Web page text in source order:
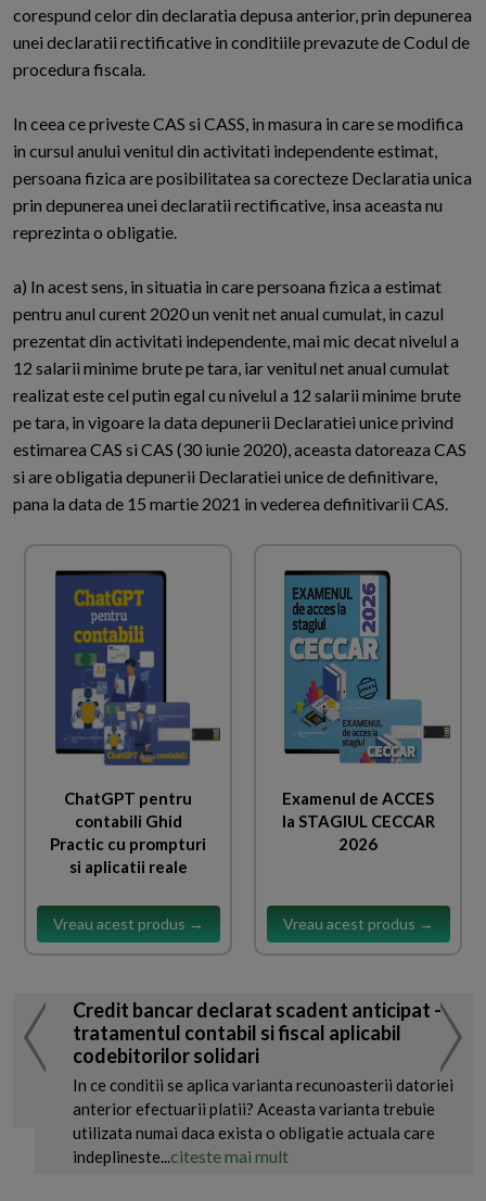
corespund celor din declaratia depusa anterior, prin depunerea
unei declaratii rectificative in conditiile prevazute de Codul de
procedura fiscala.
In ceea ce priveste CAS si CASS, in masura in care se modifica
in cursul anului venitul din activitati independente estimat,
persoana fizica are posibilitatea sa corecteze Declaratia unica
prin depunerea unei declaratii rectificative, insa aceasta nu
reprezinta o obligatie.
a) In acest sens, in situatia in care persoana fizica a estimat
pentru anul curent 2020 un venit net anual cumulat, in cazul
prezentat din activitati independente, mai mic decat nivelul a
12 salarii minime brute pe tara, iar venitul net anual cumulat
realizat este cel putin egal cu nivelul a 12 salarii minime brute
pe tara, in vigoare la data depunerii Declaratiei unice privind
estimarea CAS si CAS (30 iunie 2020), aceasta datoreaza CAS
si are obligatia depunerii Declaratiei unice de definitivare,
pana la data de 15 martie 2021 in vederea definitivarii CAS.
ChatGPT pentru
contabili Ghid
Practic cu prompturi
si aplicatii reale
Vreau acest produs →
Examenul de ACCES
la STAGIUL CECCAR
2026
Vreau acest produs →
Credit bancar declarat scadent anticipat -
tratamentul contabil si fiscal aplicabil
codebitorilor solidari
In ce conditii se aplica varianta recunoasterii datoriei
anterior efectuarii platii? Aceasta varianta trebuie
utilizata numai daca exista o obligatie actuala care
indeplineste...citeste mai mult